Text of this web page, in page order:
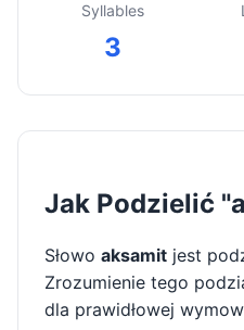
Syllables
3
Jak Podzielić
Słowo aksamit jest
Zrozumienie tego
dla prawidłowej